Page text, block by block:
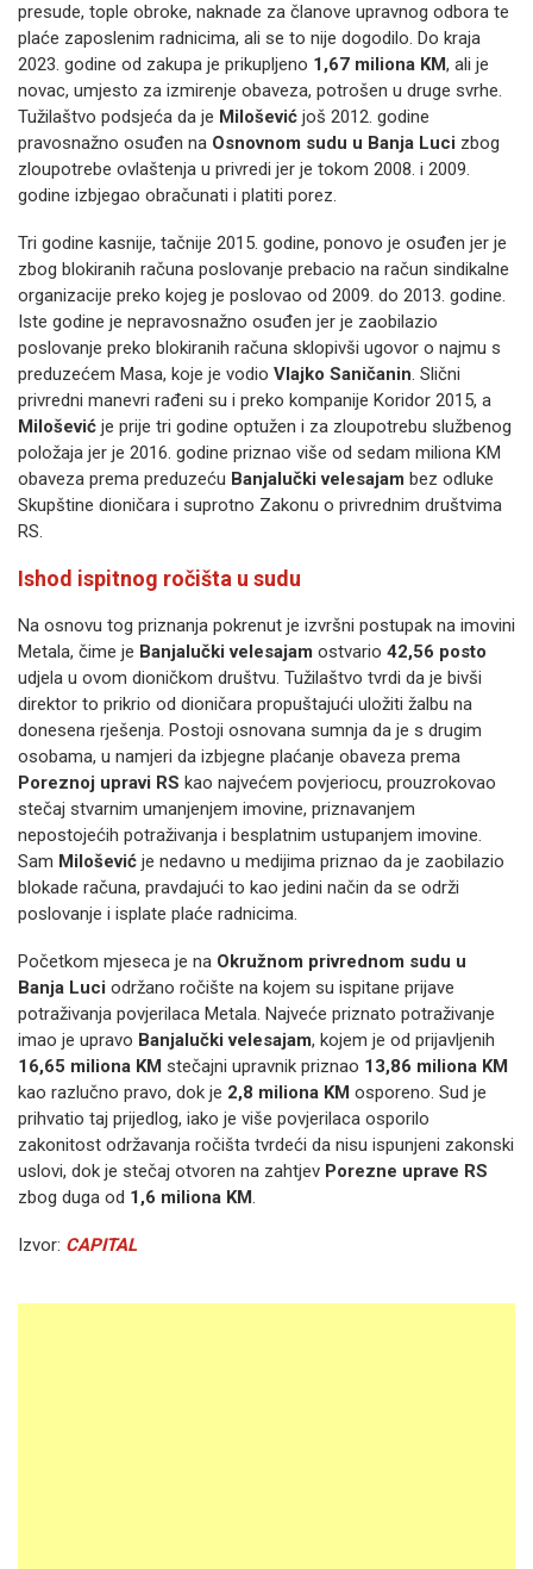
presude, tople obroke, naknade za članove upravnog odbora te
plaće zaposlenim radnicima, ali se to nije dogodilo. Do kraja
2023. godine od zakupa je prikupljeno 1,67 miliona KM, ali je
novac, umjesto za izmirenje obaveza, potrošen u druge svrhe.
Tužilaštvo podsjeća da je Milošević još 2012. godine
pravosnažno osuđen na Osnovnom sudu u Banja Luci zbog
zloupotrebe ovlaštenja u privredi jer je tokom 2008. i 2009.
godine izbjegao obračunati i platiti porez.
Tri godine kasnije, tačnije 2015. godine, ponovo je osuđen jer je
zbog blokiranih računa poslovanje prebacio na račun sindikalne
organizacije preko kojeg je poslovao od 2009. do 2013. godine.
Iste godine je nepravosnažno osuđen jer je zaobilazio
poslovanje preko blokiranih računa sklopivši ugovor o najmu s
preduzećem Masa, koje je vodio Vlajko Saničanin. Slični
privredni manevri rađeni su i preko kompanije Koridor 2015, a
Milošević je prije tri godine optužen i za zloupotrebu službenog
položaja jer je 2016. godine priznao više od sedam miliona KM
obaveza prema preduzeću Banjalučki velesajam bez odluke
Skupštine dioničara i suprotno Zakonu o privrednim društvima
RS.
Ishod ispitnog ročišta u sudu
Na osnovu tog priznanja pokrenut je izvršni postupak na imovini
Metala, čime je Banjalučki velesajam ostvario 42,56 posto
udjela u ovom dioničkom društvu. Tužilaštvo tvrdi da je bivši
direktor to prikrio od dioničara propuštajući uložiti žalbu na
donesena rješenja. Postoji osnovana sumnja da je s drugim
osobama, u namjeri da izbjegne plaćanje obaveza prema
Poreznoj upravi RS kao najvećem povjeriocu, prouzrokovao
stečaj stvarnim umanjenjem imovine, priznavanjem
nepostojećih potraživanja i besplatnim ustupanjem imovine.
Sam Milošević je nedavno u medijima priznao da je zaobilazio
blokade računa, pravdajući to kao jedini način da se održi
poslovanje i isplate plaće radnicima.
Početkom mjeseca je na Okružnom privrednom sudu u
Banja Luci održano ročište na kojem su ispitane prijave
potraživanja povjerilaca Metala. Najveće priznato potraživanje
imao je upravo Banjalučki velesajam, kojem je od prijavljenih
16,65 miliona KM stečajni upravnik priznao 13,86 miliona KM
kao razlučno pravo, dok je 2,8 miliona KM osporeno. Sud je
prihvatio taj prijedlog, iako je više povjerilaca osporilo
zakonitost održavanja ročišta tvrdeći da nisu ispunjeni zakonski
uslovi, dok je stečaj otvoren na zahtjev Porezne uprave RS
zbog duga od 1,6 miliona KM.
Izvor: CAPITAL